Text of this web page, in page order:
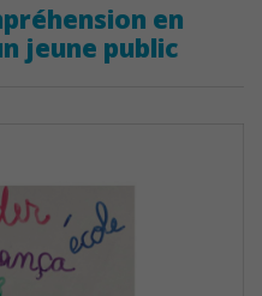
en
jeune public